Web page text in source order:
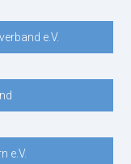
e.V.
e.V.